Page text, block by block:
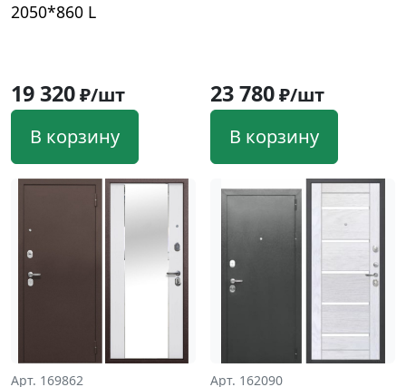
2050*860 L
19 320₽/шт
В корзину
23 780₽/шт
В корзину
Арт. 169862 Арт. 162090